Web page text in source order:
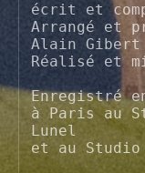
écrit et
Arrangé et
Alain Gibert
Réalisé et
Enregistré
à Paris au
Lunel
et au Studio